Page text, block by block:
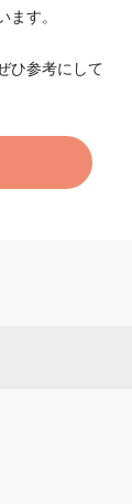
す。
ひ参考にして